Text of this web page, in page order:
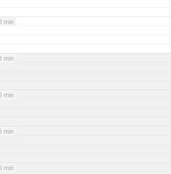
min
min
min
min
min